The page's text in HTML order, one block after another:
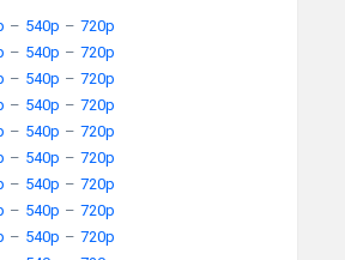
– 540p – 720p
– 540p – 720p
– 540p – 720p
– 540p – 720p
– 540p – 720p
– 540p – 720p
– 540p – 720p
– 540p – 720p
– 540p – 720p